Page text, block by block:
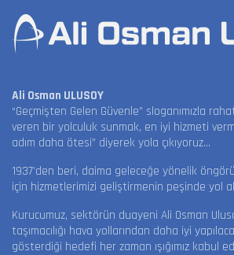
Ali Osman ULUSOY
“Geçmişten Gelen Güvenle” sloganımızla
veren bir yolculuk sunmak, en iyi hizmeti
adım daha ötesi” diyerek yola çıkıyoruz…
1937’den beri, daima geleceğe yönelik
için hizmetlerimizi geliştirmenin peşinde yol
Kurucumuz, sektörün duayeni Ali Osman
taşımacılığı hava yollarından daha iyi
gösterdiği hedefi her zaman ışığımız kabul